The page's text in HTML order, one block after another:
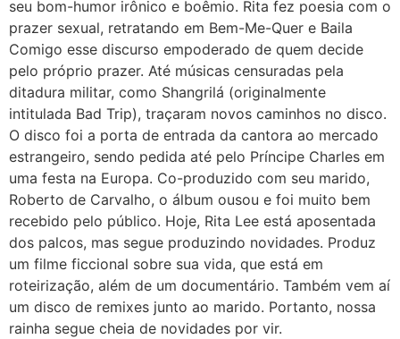
seu bom-humor irônico e boêmio. Rita fez poesia com o
prazer sexual, retratando em Bem-Me-Quer e Baila
Comigo esse discurso empoderado de quem decide
pelo próprio prazer. Até músicas censuradas pela
ditadura militar, como Shangrilá (originalmente
intitulada Bad Trip), traçaram novos caminhos no disco.
O disco foi a porta de entrada da cantora ao mercado
estrangeiro, sendo pedida até pelo Príncipe Charles em
uma festa na Europa. Co-produzido com seu marido,
Roberto de Carvalho, o álbum ousou e foi muito bem
recebido pelo público. Hoje, Rita Lee está aposentada
dos palcos, mas segue produzindo novidades. Produz
um filme ficcional sobre sua vida, que está em
roteirização, além de um documentário. Também vem aí
um disco de remixes junto ao marido. Portanto, nossa
rainha segue cheia de novidades por vir.